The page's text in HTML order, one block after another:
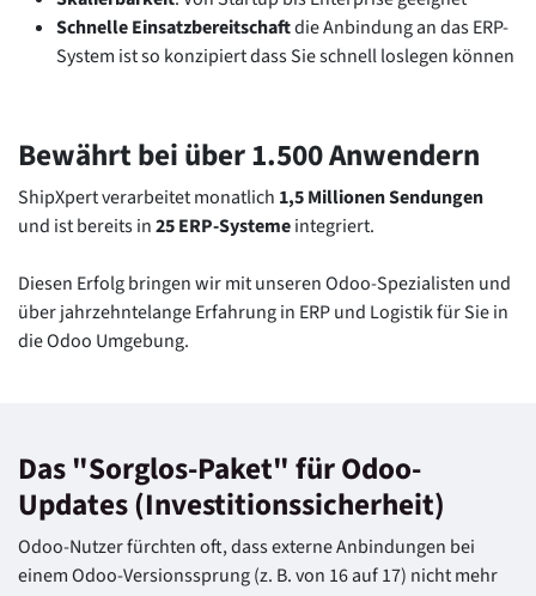
Schnelle Einsatzbereitschaftdie Anbindung an das ERP-
System ist so konzipiert dass Sie schnell loslegen können
Bewährt bei über 1.500 Anwendern
ShipXpert verarbeitet monatlich 1,5 Millionen Sendungen
und ist bereits in25 ERP-Systemeintegriert.
Diesen Erfolg bringen wir mit unseren Odoo-Spezialisten und
über jahrzehntelange Erfahrung in ERP und Logistik für Sie in
die Odoo Umgebung.
Das "Sorglos-Paket" für Odoo-
Updates (Investitionssicherheit)
Odoo-Nutzer fürchten oft, dass externe Anbindungen bei
einem Odoo-Versionssprung (z. B. von 16 auf 17) nicht mehr